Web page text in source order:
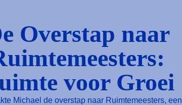
Overstap naar
voor Groei
Michael de overstap naar Ruimtemeesters, een